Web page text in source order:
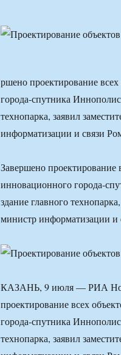
ршено проектирование
города-спутника
технопарка, заявил
информатизации и связи
Завершено проектирование
инновационного города-
здание главного
министр информатизации
КАЗАНЬ, 9 июля — РИА
проектирование всех
города-спутника
технопарка, заявил